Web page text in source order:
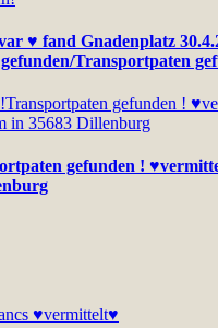
♥ fand Gnadenplatz
Transportpaten
gefunden !